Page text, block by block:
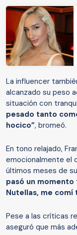
La influencer
alcanzado su peso
situación con
pesado tanto
hocico”, bromeó.
En tono relajado,
emocionalmente el
últimos meses de
pasó un
Nutellas, me comí
Pese a las críticas
aseguró que más